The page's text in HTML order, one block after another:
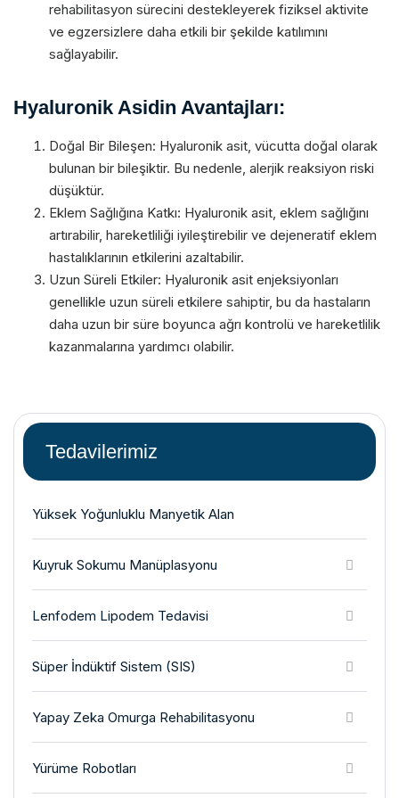
rehabilitasyon sürecini destekleyerek fiziksel aktivite
ve egzersizlere daha etkili bir şekilde katılımını
sağlayabilir.
Hyaluronik Asidin Avantajları:
Doğal Bir Bileşen: Hyaluronik asit, vücutta doğal olarak
bulunan bir bileşiktir. Bu nedenle, alerjik reaksiyon riski
düşüktür.
Eklem Sağlığına Katkı: Hyaluronik asit, eklem sağlığını
artırabilir, hareketliliği iyileştirebilir ve dejeneratif eklem
hastalıklarının etkilerini azaltabilir.
Uzun Süreli Etkiler: Hyaluronik asit enjeksiyonları
genellikle uzun süreli etkilere sahiptir, bu da hastaların
daha uzun bir süre boyunca ağrı kontrolü ve hareketlilik
kazanmalarına yardımcı olabilir.
Tedavilerimiz
Yüksek Yoğunluklu Manyetik Alan
Kuyruk Sokumu Manüplasyonu
Lenfodem Lipodem Tedavisi
Süper İndüktif Sistem (SIS)
Yapay Zeka Omurga Rehabilitasyonu
Yürüme Robotları